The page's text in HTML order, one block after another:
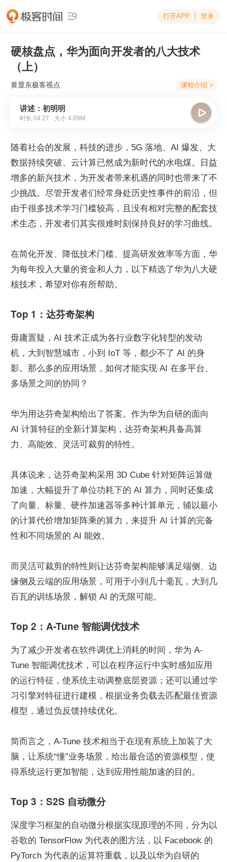
 打开APP 登录
硬核盘点，华为面向开发者的八大技术
（上）
黄显东极客视点 课程介绍 
讲述：初明明
时长 04:27 大小 4.09M

随着社会的发展，科技的进步，5G 落地、AI 爆发、大
数据持续突破、云计算已然成为新时代的水电煤。日益
增多的新兴技术，为开发者带来机遇的同时也带来了不
少挑战。尽管开发者们经常身处历史性事件的前沿，但
由于很多技术学习门槛较高，且没有相对完整的配套技
术生态，开发者们其实很难时刻保持良好的学习曲线。
在简化开发、降低技术门槛、提高研发效率等方面，华
为每年投入大量的资金和人力，以下精选了华为八大硬
核技术，希望对你有所帮助。
Top 1：达芬奇架构
毋庸置疑，AI 技术正成为各行业数字化转型的发动
机，大到智慧城市，小到 IoT 等，都少不了 AI 的身
影。那么多的应用场景，如何才能实现 AI 在多平台、
多场景之间的协同？
华为用达芬奇架构给出了答案。作为华为自研的面向
AI 计算特征的全新计算架构，达芬奇架构具备高算
力、高能效、灵活可裁剪的特性。
具体说来，达芬奇架构采用 3D Cube 针对矩阵运算做
加速，大幅提升了单位功耗下的 AI 算力，同时还集成
了向量、标量、硬件加速器等多种计算单元，辅以最小
的计算代价增加矩阵乘的算力，来提升 AI 计算的完备
性和不同场景的 AI 能效。
而灵活可裁剪的特性则让达芬奇架构能够满足端侧、边
缘侧及云端的应用场景，可用于小到几十毫瓦，大到几
百瓦的训练场景，解锁 AI 的无限可能。
Top 2：A-Tune 智能调优技术
为了减少开发者在软件调优上消耗的时间，华为 A-
Tune 智能调优技术，可以在程序运行中实时感知应用
的运行特征，使系统主动调整底层资源；还可以通过学
习引擎对特征进行建模，根据业务负载去匹配最佳资源
模型，通过负反馈持续优化。
简而言之，A-Tune 技术相当于在现有系统上加装了大
脑，让系统“懂”业务场景，给出最合适的资源模型，使
得系统运行更加智能，达到应用性能加速的目的。
Top 3：S2S 自动微分
深度学习框架的自动微分根据实现原理的不同，分为以
谷歌的 TensorFlow 为代表的图方法，以 Facebook 的
PyTorch 为代表的运算符重载，以及以华为自研的